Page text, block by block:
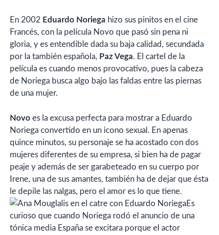
En 2002 Eduardo Noriega hizo sus pinitos en el cine
Francés, con la película Novo que pasó sin pena ni
gloria, y es entendible dada su baja calidad, secundada
por la también española, Paz Vega. El cartel de la
película es cuando menos provocativo, pues la cabeza
de Noriega busca algo bajo las faldas entre las piernas
de una mujer.
Novo es la excusa perfecta para mostrar a Eduardo
Noriega convertido en un icono sexual. En apenas
quince minutos, su personaje se ha acostado con dos
mujeres diferentes de su empresa, si bien ha de pagar
peaje y además de ser garabeteado en su cuerpo por
Irene, una de sus amantes, también ha de dejar que ésta
le depile las nalgas, pero el amor es lo que tiene.
Es
curioso que cuando Noriega rodó el anuncio de una
tónica media España se excitara porque el actor